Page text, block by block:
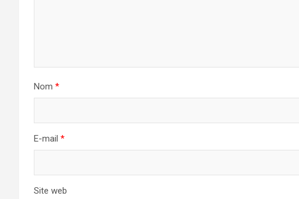
Nom *
E-mail *
Site web